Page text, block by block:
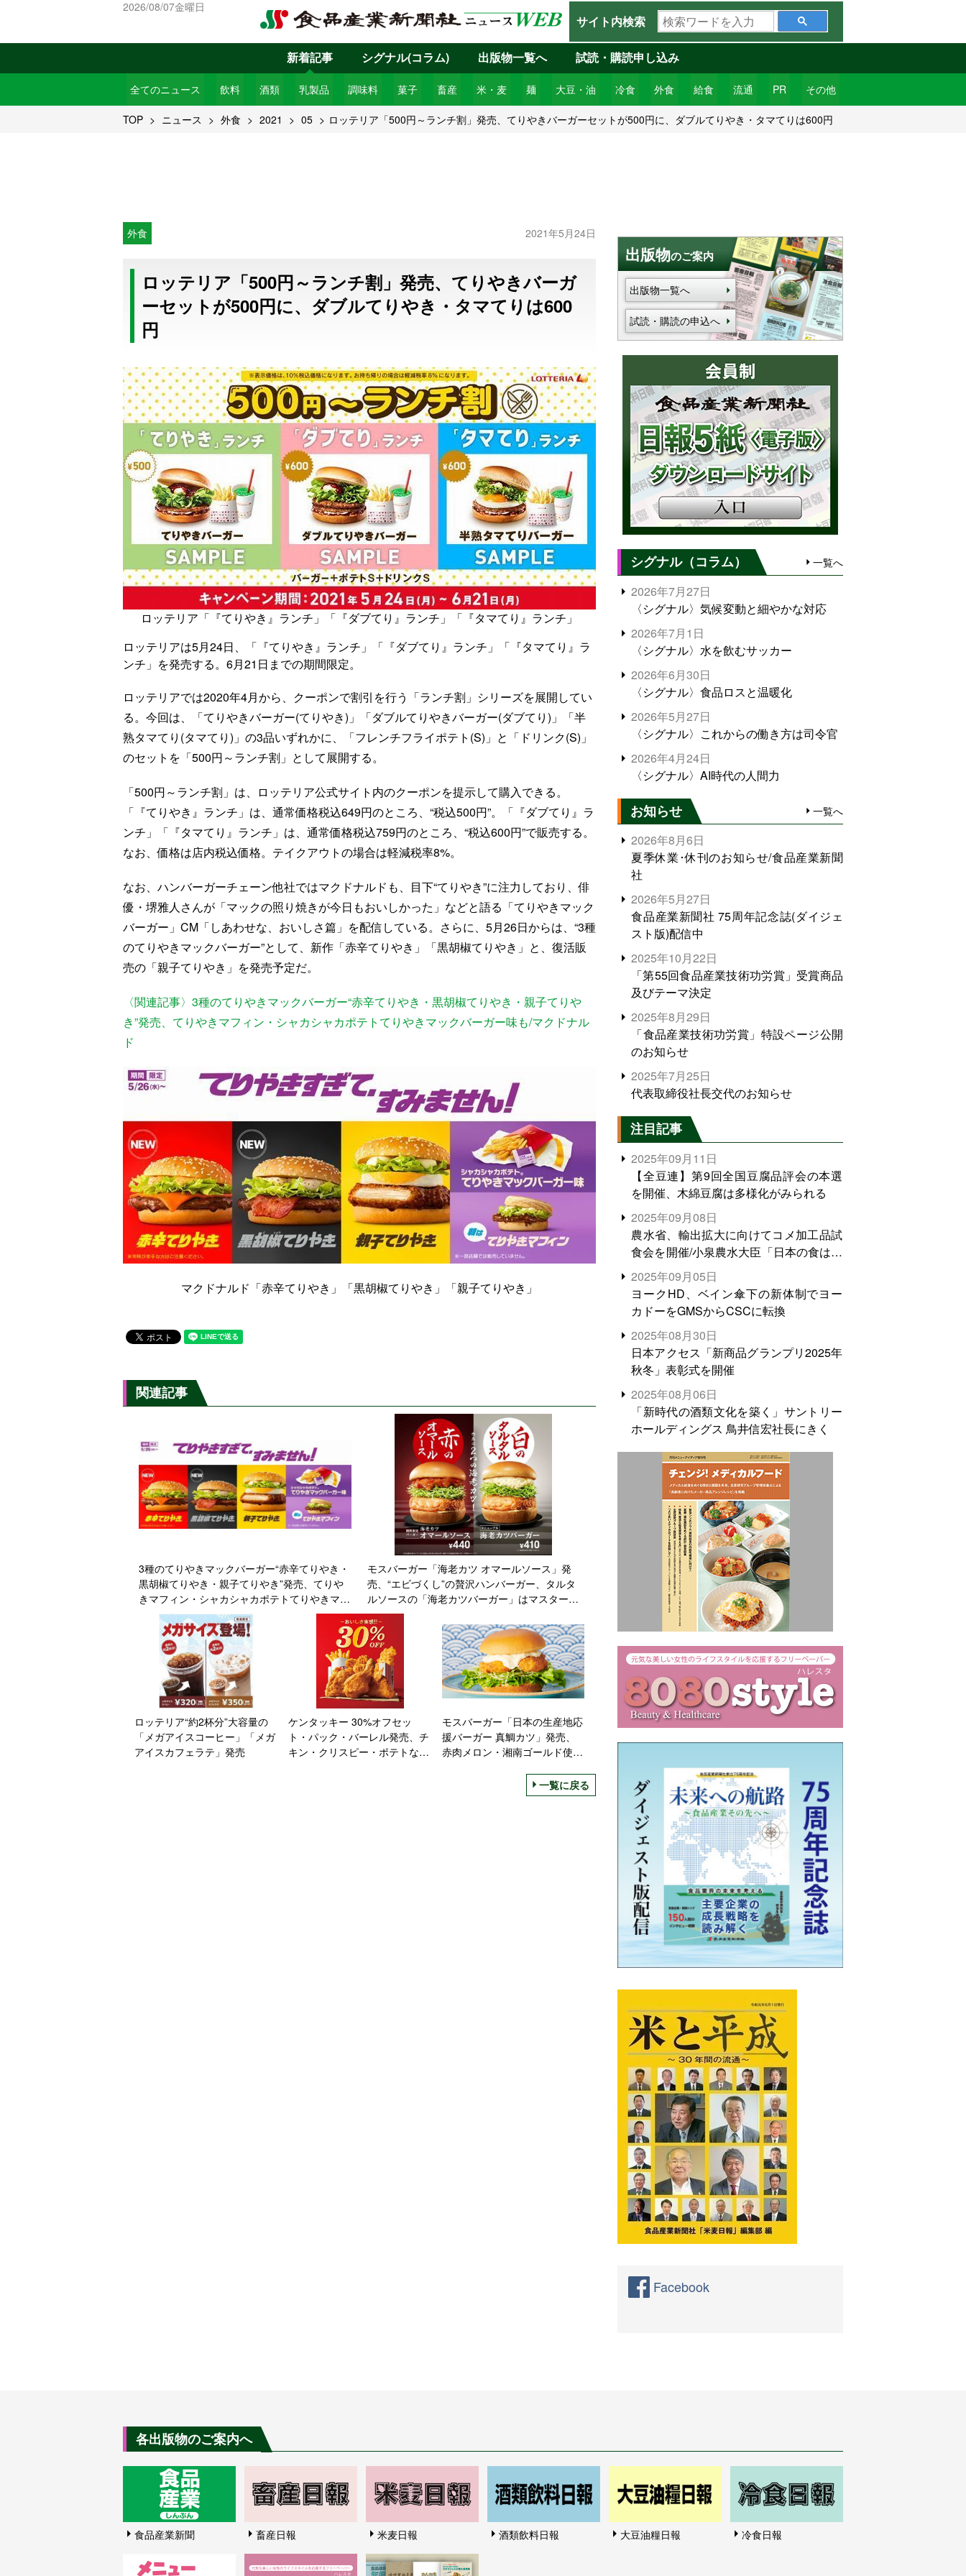
2026/08/07金曜日
サイト内検索
検
索
ワ
ー
ド
を
入
新着記事
全てのニュース 飲料 酒類 乳製品 調味料 菓子 畜産 米・麦 麺 大豆・油 冷食 外食 給食 流通 PR その他
シグナル(コラム) 出版物一覧へ 試読・購読申し込み
TOP ニュース 外食 2021 05 ロッテリア「500円～ランチ割」発売、てりやきバーガーセットが500円に、ダブルてりやき・タマてりは600円
外食 2021年5月24日
ロッテリア「500円～ランチ割」発売、てりやきバーガ
ーセットが500円に、ダブルてりやき・タマてりは600
円
ロッテリア「『てりやき』ランチ」「『ダブてり』ランチ」「『タマてり』ランチ」
ロッテリアは5月24日、「『てりやき』ランチ」「『ダブてり』ランチ」「『タマてり』ラ
ンチ」を発売する。6月21日までの期間限定。
ロッテリアでは2020年4月から、クーポンで割引を行う「ランチ割」シリーズを展開してい
る。今回は、「てりやきバーガー(てりやき)」「ダブルてりやきバーガー(ダブてり)」「半
熟タマてり(タマてり)」の3品いずれかに、「フレンチフライポテト(S)」と「ドリンク(S)」
のセットを「500円～ランチ割」として展開する。
「500円～ランチ割」は、ロッテリア公式サイト内のクーポンを提示して購入できる。
「『てりやき』ランチ」は、通常価格税込649円のところ、“税込500円”。「『ダブてり』ラ
ンチ」「『タマてり』ランチ」は、通常価格税込759円のところ、“税込600円”で販売する。
なお、価格は店内税込価格。テイクアウトの場合は軽減税率8%。
なお、ハンバーガーチェーン他社ではマクドナルドも、目下“てりやき”に注力しており、俳
優・堺雅人さんが「マックの照り焼きが今日もおいしかった」などと語る「てりやきマック
バーガー」CM「しあわせな、おいしさ篇」を配信している。さらに、5月26日からは、“3種
のてりやきマックバーガー”として、新作「赤辛てりやき」「黒胡椒てりやき」と、復活販
売の「親子てりやき」を発売予定だ。
〈関連記事〉3種のてりやきマックバーガー“赤辛てりやき・黒胡椒てりやき・親子てりや
き”発売、てりやきマフィン・シャカシャカポテトてりやきマックバーガー味も/マクドナル
ド
マクドナルド「赤辛てりやき」「黒胡椒てりやき」「親子てりやき」
関連記事
3種のてりやきマックバーガー“赤辛てりやき・
黒胡椒てりやき・親子てりやき”発売、てりや
きマフィン・シャカシャカポテトてりやきマッ
クバーガー味も/マクドナルド
モスバーガー「海老カツ オマールソース」発
売、“エビづくし”の贅沢ハンバーガー、タルタ
ルソースの「海老カツバーガー」はマスタード
をハーフマヨネーズタイプに変更
ロッテリア“約2杯分”大容量の
「メガアイスコーヒー」「メガ
アイスカフェラテ」発売
ケンタッキー 30%オフセッ
ト・パック・バーレル発売、チ
キン・クリスピー・ポテトなど
モスバーガー「日本の生産地応
援バーガー 真鯛カツ」発売、
赤肉メロン・湘南ゴールド使っ
一覧に戻る
出版物のご案内
出版物一覧へ
試読・購読の申込へ
シグナル（コラム） 一覧へ
2026年7月27日
〈シグナル〉気候変動と細やかな対応
2026年7月1日
〈シグナル〉水を飲むサッカー
2026年6月30日
〈シグナル〉食品ロスと温暖化
2026年5月27日
〈シグナル〉これからの働き方は司令官
2026年4月24日
〈シグナル〉AI時代の人間力
お知らせ 一覧へ
2026年8月6日
夏季休業･休刊のお知らせ/食品産業新聞
社
2026年5月27日
食品産業新聞社 75周年記念誌(ダイジェ
スト版)配信中
2025年10月22日
「第55回食品産業技術功労賞」受賞商品
及びテーマ決定
2025年8月29日
「食品産業技術功労賞」特設ページ公開
のお知らせ
2025年7月25日
代表取締役社長交代のお知らせ
注目記事
2025年09月11日
【全豆連】第9回全国豆腐品評会の本選
を開催、木綿豆腐は多様化がみられる
2025年09月08日
農水省、輸出拡大に向けてコメ加工品試
食会を開催/小泉農水大臣「日本の食は世
界でトップをとれる。米増産に向けて、
米輸出需要の拡大を」
2025年09月05日
ヨークHD、ベイン傘下の新体制でヨー
カドーをGMSからCSCに転換
2025年08月30日
日本アクセス「新商品グランプリ2025年
秋冬」表彰式を開催
2025年08月06日
「新時代の酒類文化を築く」サントリー
ホールディングス 鳥井信宏社長にきく
Facebook
各出版物のご案内へ
食品産業新聞 畜産日報 米麦日報 酒類飲料日報 大豆油糧日報 冷食日報